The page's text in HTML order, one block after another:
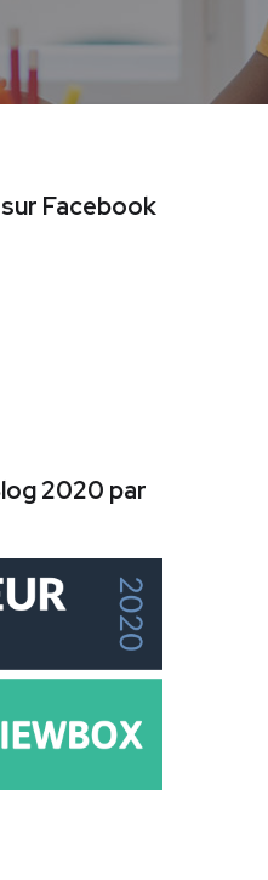
Facebook
2020 par